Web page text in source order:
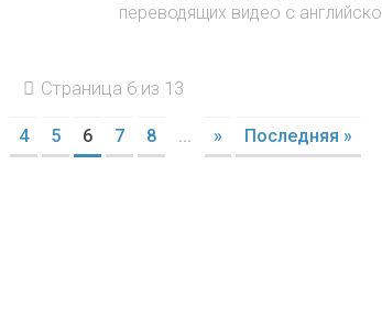
переводящих видео с
Страница 6 из 13
4 5 6 7 8 ... » Последняя »